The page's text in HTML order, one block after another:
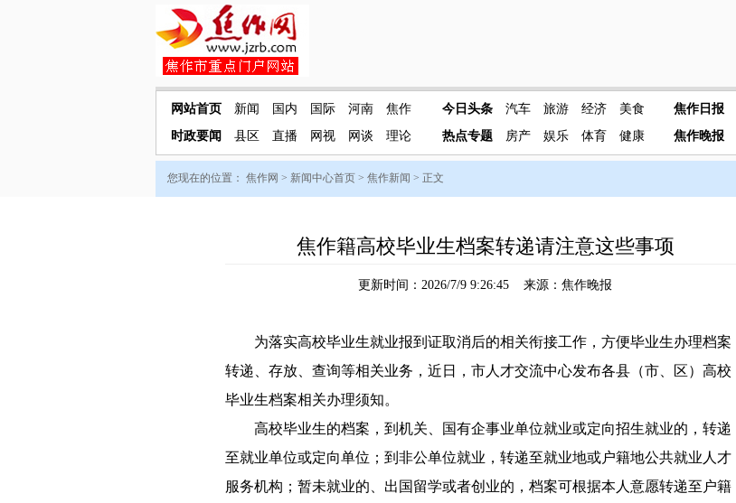
网站首页 新闻 国内 国际 河南
焦作
时政要闻
县区 直播 网视 网谈 理论
今日头条 汽车 旅游 经济
美食
热点专题
房产 娱乐 体育 健康
焦作日报
焦作晚报
您现在的位置： 焦作网 > 新闻中心首页 > 焦作新闻 > 正文
焦作籍高校毕业生档案转递请注意这些事项
更新时间：2026/7/9 9:26:45 来源：焦作晚报
为落实高校毕业生就业报到证取消后的相关衔接工作，方便毕业生办理档案
转递、存放、查询等相关业务，近日，市人才交流中心发布各县（市、区）高校
毕业生档案相关办理须知。
高校毕业生的档案，到机关、国有企事业单位就业或定向招生就业的，转递
至就业单位或定向单位；到非公单位就业，转递至就业地或户籍地公共就业人才
服务机构；暂未就业的、出国留学或者创业的，档案可根据本人意愿转递至户籍